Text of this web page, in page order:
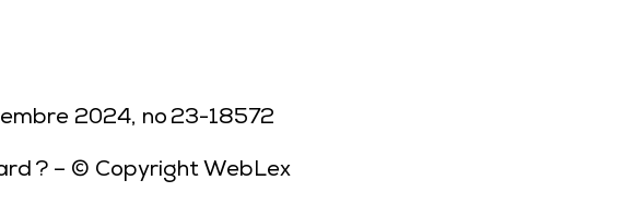
2024, no 23-18572
? – © Copyright WebLex